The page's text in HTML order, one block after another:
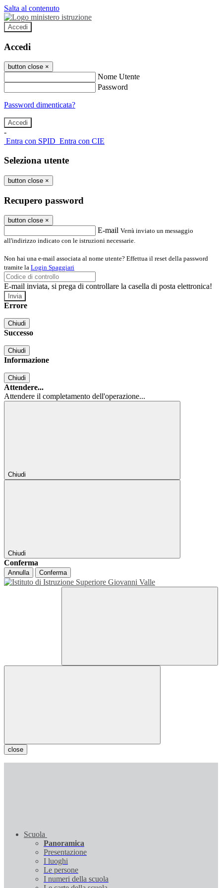
Salta al contenuto
Accedi
Accedi
button close ×
Nome Utente
Password
Password dimenticata?
-
Entra con SPID Entra con CIE
Seleziona utente
button close ×
Recupero password
button close ×
E-mail Verrà inviato un messaggio
all'indirizzo indicato con le istruzioni necessarie.
Non hai una e-mail associata al nome utente? Effettua il reset della password
tramite la Login Spaggiari
E-mail inviata, si prega di controllare la casella di posta elettronica!
Errore
Chiudi
Successo
Chiudi
Informazione
Chiudi
Attendere...
Attendere il completamento dell'operazione...
Chiudi
Chiudi
Conferma
Annulla Conferma
close
Scuola
Panoramica
Presentazione
I luoghi
Le persone
I numeri della scuola